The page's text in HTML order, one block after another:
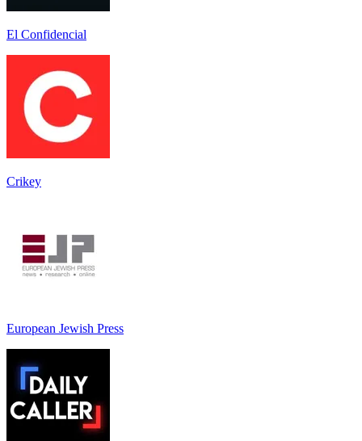
El Confidencial
Crikey
European Jewish Press